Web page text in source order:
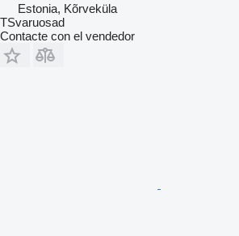
Estonia, Kõrveküla
TSvaruosad
Contacte con el vendedor